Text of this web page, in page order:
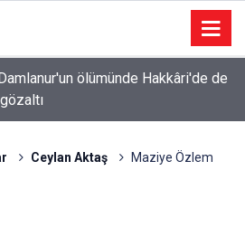
ölümünde Hakkâri'de de
Ceylan Aktaş Maziye Özlem